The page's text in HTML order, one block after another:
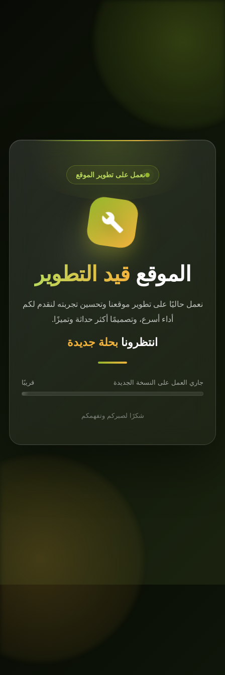
نعمل على تطوير الموقع
قيد التطوير
تطوير موقعنا وتحسين تجربته لنقدم لكم
أسرع، وتصميمًا أكثر حداثة وتميزًا.
بحلة جديدة
النسخة الجديدة
شكرًا لصبركم وتفهمكم